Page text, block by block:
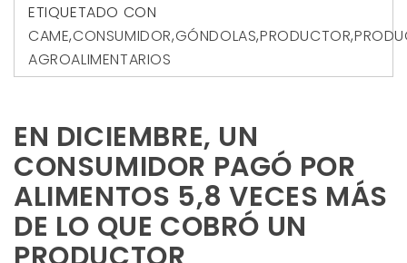
ETIQUETADO CON
CAME,CONSUMIDOR,GÓNDOLAS,PRODUCTOR,
AGROALIMENTARIOS
EN DICIEMBRE, UN
CONSUMIDOR PAGÓ POR
ALIMENTOS 5,8 VECES MÁS
DE LO QUE COBRÓ UN